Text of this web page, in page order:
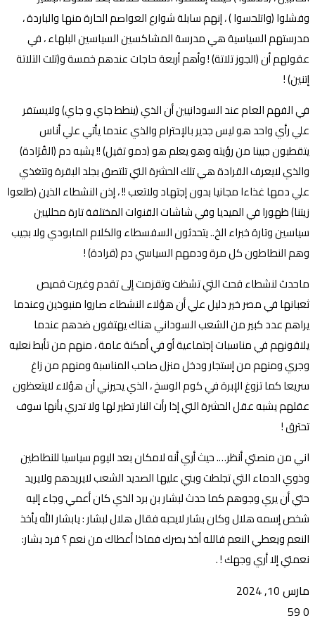
وفشلوا (واتلحسوا ) ، إنهم سابلة شوارع العواصم الحارة منها والباردة ،
مدرستهم السياسية هي مدرسة المشاكسين السياسين البلهاء ، في
عقولهم أن (الجوز تلاتة) ! وأهم أربعة حاجات عندهم خمسة و(تلت التلاتة
إتنين) !
في الفهم العام عند السودانيين أن الذي (ينطط جاي و جاي) ولايستقر
علي رأي واحد هو ليس جدير بالإحترام والذي عندما يأتي علي أناس
يتقطبون جبينا من رؤيته وهو يعلم هو (دمو تقيل) !! يشبه دم (القُرَادة)
والذي لايعرف القرادة هي تلك الحشرة التي تلتصق بجلد البقرة وتتغذي
علي دمها غذاءا مجانيا بدون إجتهاد ولاتعب !! ، إذن النشطاء الذين (طلعوا
زيتنا) ظهورا في الميديا وفي شاشات القنوات المختلفة تارة محلليين
سياسين وتارة خبراء الخ.. يتحدثون السفسطاء والكلام المابودي ولا بجيب
وهم النطاطون كل مرة ودمهم السياسي دم (قرادة) !
ماحدث لنشطاء قحت التي تشظت وتقزمت إلى تقدم وغيرت قميص
ثعبانها في مصر خير دليل علي أن هؤلاء النشطاء صاروا منبوذين وعندما
يراهم عدد كبير من الشعب السوداني هناك يهتفون ضدهم عندما
يلاقونهم في مناسبات إجتماعية أو في أمكنة عامة ، منهم من تأبط نعليه
وجري ومنهم من إستجار ودخل منزل صاحب المناسبة ومنهم من زاغ
سريعا كما تزوغ الإبرة في كوم الوسخ ، الذي يحيرني أن هؤلاء لايتعظون
عقلهم يشبه عقل الحشرة التي إذا رأت النار تطير لها ولا تدري بأنها سوف
تحترق !
اني من منصتي أنظر…. حيث أري أنه لامكان بعد اليوم سياسيا للنطاطين
وذوي الدماء التي تجلطت وبني عليها الصديد الشعب لايريدهم ولايريد
حتي أن يري وجوهم كما حدث لبشار بن برد الذي كان أعمي وجاء إليه
شخص إسمه هلال وكان بشار لايحبه فقال هلال لبشار : يابشار الله يأخذ
النعم ويعطي النعم فالله أخذ بصرك فماذا أعطاك من نعم ؟ فرد بشار:
نعمتي إلا أري وجهك ! .
مارس 10, 2024
0